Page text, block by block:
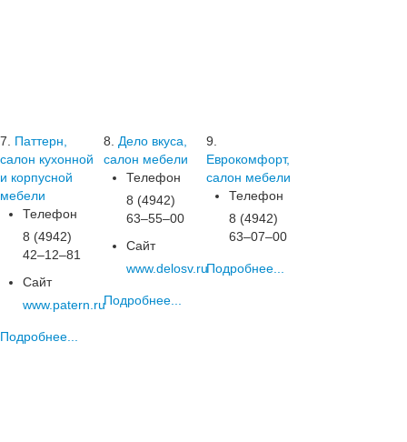
7.
Паттерн,
салон кухонной
и корпусной
мебели
Телефон
8 (4942)
42‒12‒81
Сайт
www.patern.ru
Подробнее...
8.
Дело вкуса,
салон мебели
Телефон
8 (4942)
63‒55‒00
Сайт
www.delosv.ru
Подробнее...
9.
Еврокомфорт,
салон мебели
Телефон
8 (4942)
63‒07‒00
Подробнее...